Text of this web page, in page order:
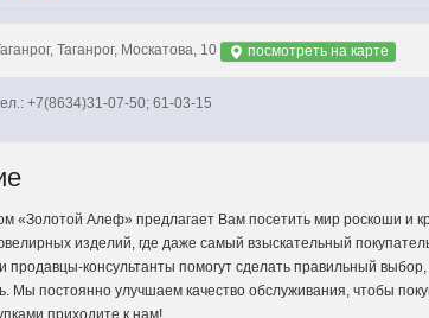
Таганрог, Москатова, 10 посмотреть на карте
+7(8634)31-07-50; 61-03-15
«Золотой Алеф» предлагает Вам посетить мир роскоши и
изделий, где даже самый взыскательный
продавцы-консультанты помогут сделать правильный
Мы постоянно улучшаем качество обслуживания, чтобы